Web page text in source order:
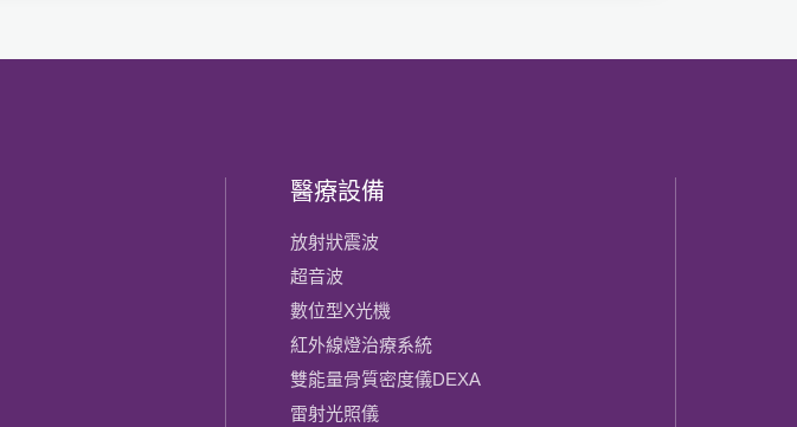
醫療設備
放射狀震波
超音波
數位型X光機
紅外線燈治療系統
雙能量骨質密度儀DEXA
雷射光照儀